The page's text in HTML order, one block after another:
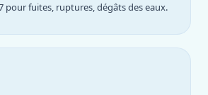
fuites, ruptures, dégâts des eaux.